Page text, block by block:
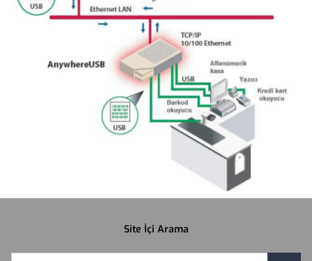
Site İçi Arama